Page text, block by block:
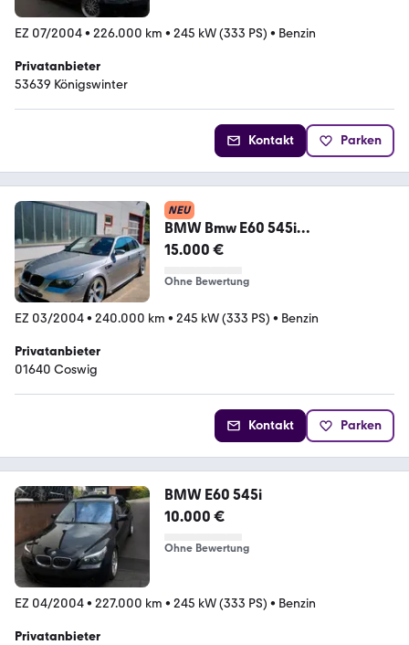
EZ 07/2004• 226.000 km • 245 kW (333 PS) • Benzin
Privatanbieter
53639 Königswinter
Kontakt Parken
NEU
BMW Bmw E60 545i
Vollausstattung LCI M-Paket
15.000 €
Ohne Bewertung
EZ 03/2004• 240.000 km • 245 kW (333 PS) • Benzin
Privatanbieter
01640 Coswig
Kontakt Parken
BMW E60 545i
10.000 €
Ohne Bewertung
EZ 04/2004• 227.000 km • 245 kW (333 PS) • Benzin
Privatanbieter